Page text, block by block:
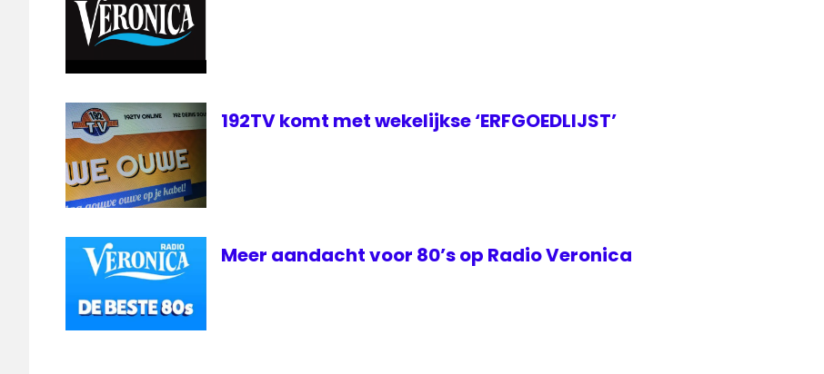
192TV komt met wekelijkse ‘ERFGOEDLIJST’
Meer aandacht voor 80’s op Radio Veronica